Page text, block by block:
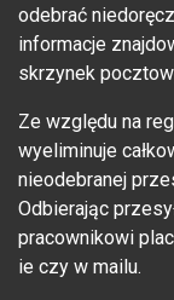
odebrać
informacje
skrzynek
Ze względu na
wyeliminuje
nieodebranej
Odbierając
pracownikowi
ie czy w mailu.